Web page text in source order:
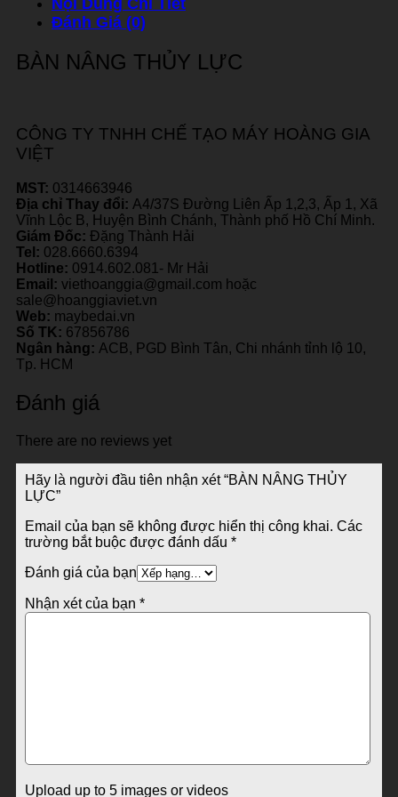
Đánh Giá (0)
BÀN NÂNG THỦY LỰC
CÔNG TY TNHH CHẾ TẠO MÁY HOÀNG GIA
VIỆT
MST: 0314663946
Địa chỉ Thay đổi: A4/37S Đường Liên Ấp 1,2,3, Ấp 1, Xã
Vĩnh Lộc B, Huyện Bình Chánh, Thành phố Hồ Chí Minh.
Giám Đốc: Đặng Thành Hải
Tel: 028.6660.6394
Hotline: 0914.602.081- Mr Hải
Email: viethoanggia@gmail.com hoặc
sale@hoanggiaviet.vn
Web: maybedai.vn
Số TK: 67856786
Ngân hàng: ACB, PGD Bình Tân, Chi nhánh tỉnh lộ 10,
Tp. HCM
Đánh giá
There are no reviews yet
Hãy là người đầu tiên nhận xét “BÀN NÂNG THỦY
LỰC”
Email của bạn sẽ không được hiển thị công khai. Các
trường bắt buộc được đánh dấu *
Đánh giá của bạn
Nhận xét của bạn *
Upload up to 5 images or videos